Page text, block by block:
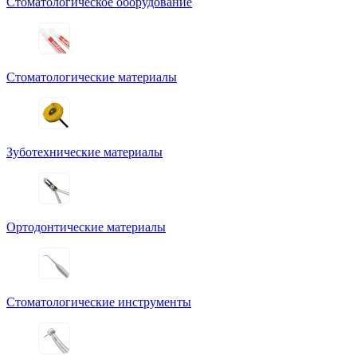
Стоматологические материалы
Зуботехнические материалы
Ортодонтические материалы
Стоматологические инструменты